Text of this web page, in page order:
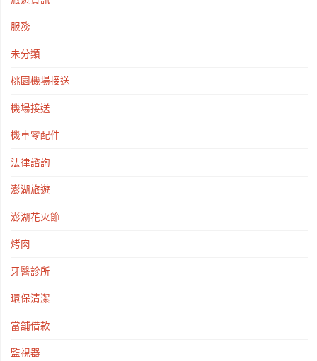
服務
未分類
桃園機場接送
機場接送
機車零配件
法律諮詢
澎湖旅遊
澎湖花火節
烤肉
牙醫診所
環保清潔
當舖借款
監視器